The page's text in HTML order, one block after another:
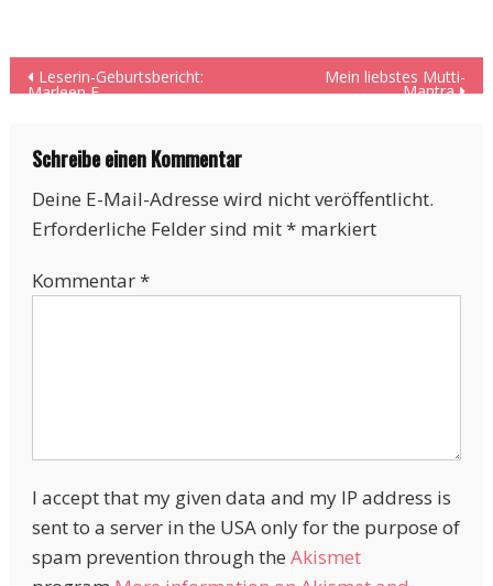
Beitragsnavigation
Leserin-Geburtsbericht:
Marleen F.
Mein liebstes Mutti-
Mantra
Schreibe einen Kommentar
Deine E-Mail-Adresse wird nicht veröffentlicht.
Erforderliche Felder sind mit*markiert
Kommentar*
I accept that my given data and my IP address is
sent to a server in the USA only for the purpose of
spam prevention through the Akismet